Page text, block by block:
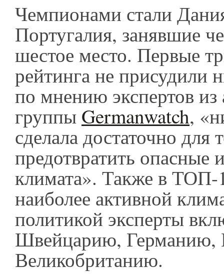
Чемпионами стали
Португалия, занявшие
шестое место. Первые
рейтинга не присудили
по мнению экспертов из
группы Germanwatch,
сделала достаточно для
предотвратить опасные
климата». Также в ТОП-
наиболее активной
политикой эксперты
Швейцарию, Германию,
Великобританию.